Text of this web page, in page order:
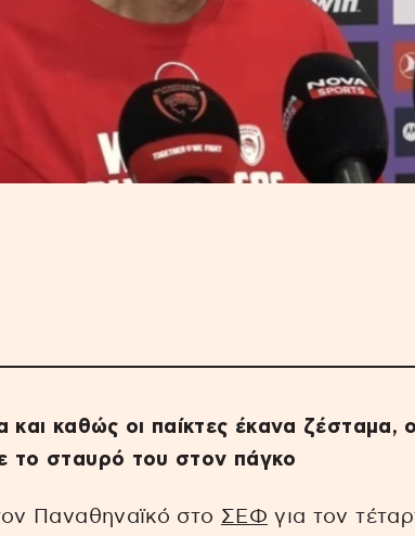
καθώς οι παίκτες έκανα ζέσταμα, ο
το σταυρό του στον πάγκο
Παναθηναϊκό στο ΣΕΦ για τον